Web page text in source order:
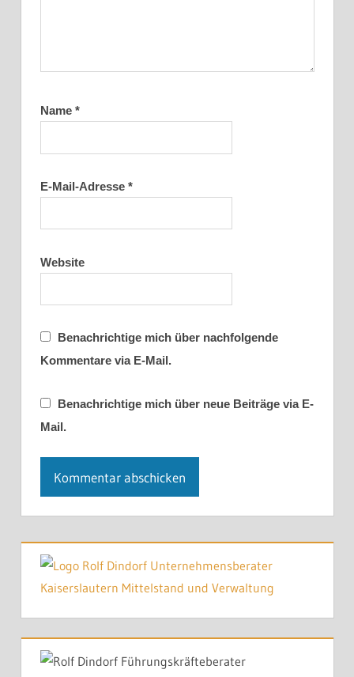
Name *
E-Mail-Adresse *
Website
Benachrichtige mich über nachfolgende
Kommentare via E-Mail.
Benachrichtige mich über neue Beiträge via E-
Mail.